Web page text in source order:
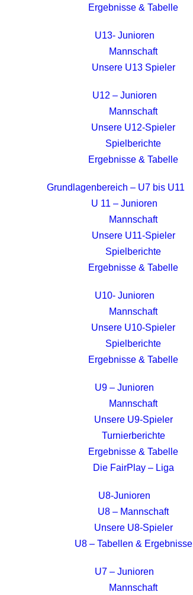
Ergebnisse & Tabelle
U13- Junioren
Mannschaft
Unsere U13 Spieler
U12 – Junioren
Mannschaft
Unsere U12-Spieler
Spielberichte
Ergebnisse & Tabelle
Grundlagenbereich – U7 bis U11
U 11 – Junioren
Mannschaft
Unsere U11-Spieler
Spielberichte
Ergebnisse & Tabelle
U10- Junioren
Mannschaft
Unsere U10-Spieler
Spielberichte
Ergebnisse & Tabelle
U9 – Junioren
Mannschaft
Unsere U9-Spieler
Turnierberichte
Ergebnisse & Tabelle
Die FairPlay – Liga
U8-Junioren
U8 – Mannschaft
Unsere U8-Spieler
U8 – Tabellen & Ergebnisse
U7 – Junioren
Mannschaft